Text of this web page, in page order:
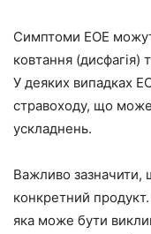
Симптоми EOE
ковтання (дисфагія)
У деяких випадках
стравоходу, що
ускладнень.
Важливо зазначити,
конкретний
яка може бути